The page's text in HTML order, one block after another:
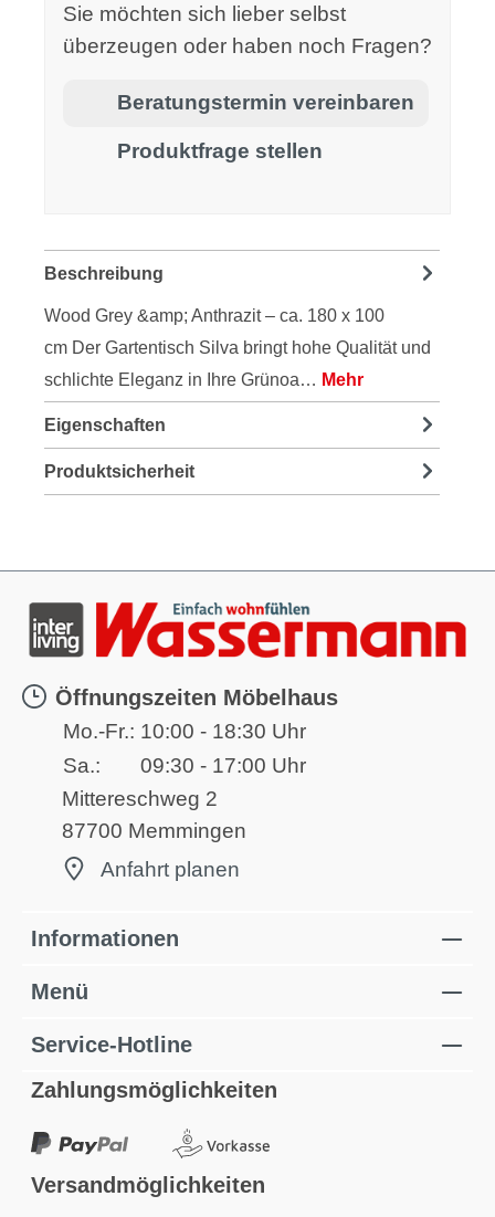
Sie möchten sich lieber selbst
überzeugen oder haben noch Fragen?
Beratungstermin vereinbaren
Produktfrage stellen
Beschreibung
Wood Grey &amp; Anthrazit – ca. 180 x 100
cm Der Gartentisch Silva bringt hohe Qualität und
schlichte Eleganz in Ihre Grünoa… Mehr
Eigenschaften
Produktsicherheit
Öffnungszeiten Möbelhaus
Mo.-Fr.: 10:00 - 18:30 Uhr
Sa.:
09:30 - 17:00 Uhr
Mittereschweg 2
87700 Memmingen
Anfahrt planen
Informationen
Menü
Service-Hotline
Zahlungsmöglichkeiten
Versandmöglichkeiten